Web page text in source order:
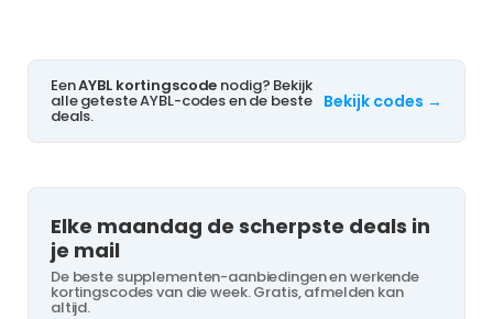
EenAYBL kortingscode nodig? Bekijk
alle geteste AYBL-codes en de beste
deals.
Bekijk codes →
Elke maandag de scherpste deals in
je mail
De beste supplementen-aanbiedingen en werkende
kortingscodes van die week. Gratis, afmelden kan
altijd.